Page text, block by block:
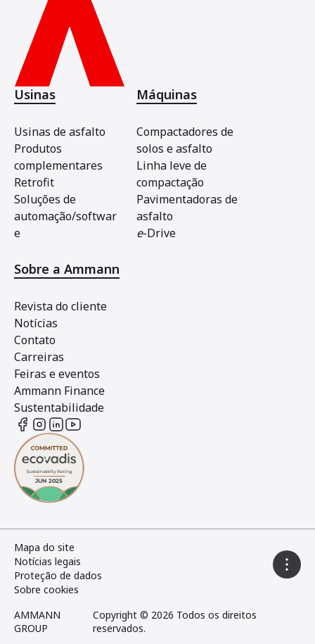
Usinas
Usinas de asfalto
Produtos
complementares
Retrofit
Soluções de
automação/softwar
e
Máquinas
Compactadores de
solos e asfalto
Linha leve de
compactação
Pavimentadoras de
asfalto
e-Drive
Sobre a Ammann
Revista do cliente
Notícias
Contato
Carreiras
Feiras e eventos
Ammann Finance
Sustentabilidade
Mapa do site
Notícias legais
Proteção de dados
Sobre cookies
AMMANN
GROUP
Copyright © 2026 Todos os direitos
reservados.